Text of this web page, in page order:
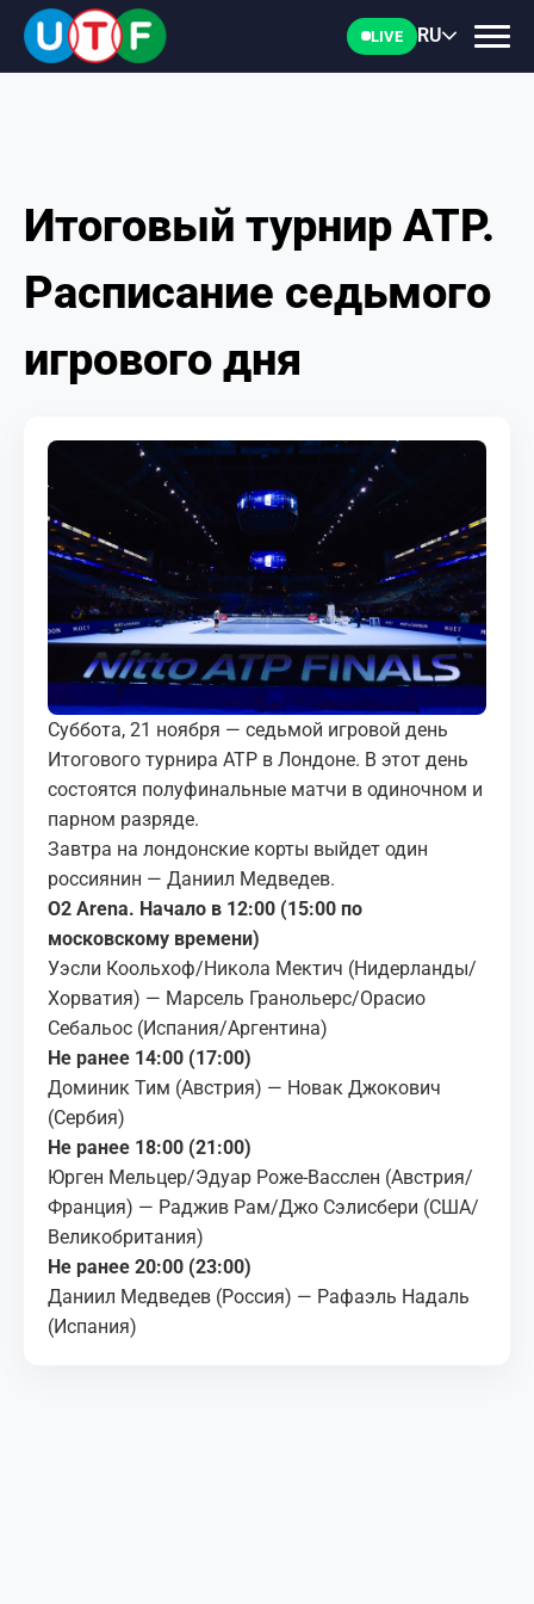
LIVE RU
ГЛАВНАЯ
ФТУ
НОВОСТИ
ПЕРСОНАЛИИ
МЕДИА
КОРТЫ
КОНТАКТЫ
UZ-PIN
Итоговый турнир АТР.
Расписание седьмого
игрового дня
Суббота, 21 ноября — седьмой игровой день
Итогового турнира ATP в Лондоне. В этот день
состоятся полуфинальные матчи в одиночном и
парном разряде.
Завтра на лондонские корты выйдет один
россиянин — Даниил Медведев.
O2 Arena. Начало в 12:00 (15:00 по
московскому времени)
Уэсли Коольхоф/Никола Мектич (Нидерланды/
Хорватия) — Марсель Гранольерс/Орасио
Себальос (Испания/Аргентина)
Не ранее 14:00 (17:00)
Доминик Тим (Австрия) — Новак Джокович
(Сербия)
Не ранее 18:00 (21:00)
Юрген Мельцер/Эдуар Роже-Васслен (Австрия/
Франция) — Раджив Рам/Джо Сэлисбери (США/
Великобритания)
Не ранее 20:00 (23:00)
Даниил Медведев (Россия) — Рафаэль Надаль
(Испания)